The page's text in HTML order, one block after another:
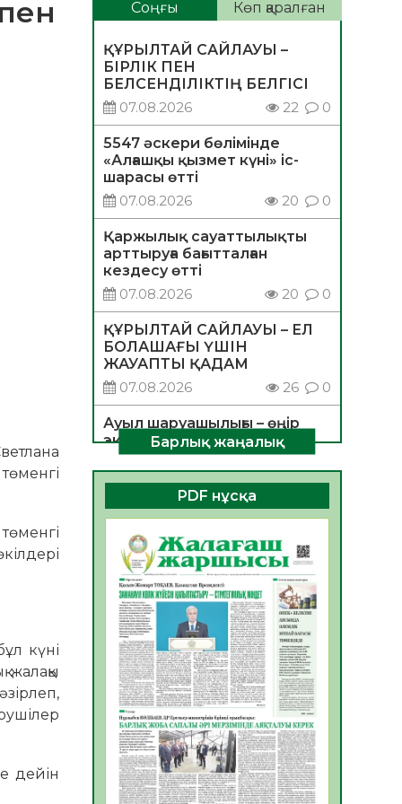
күні
жалақы
дейін
Соңғы Көп қаралған
ҚҰРЫЛТАЙ САЙЛАУЫ –
БІРЛІК ПЕН
БЕЛСЕНДІЛІКТІҢ БЕЛГІСІ
07.08.2026
22 0
5547 әскери бөлімінде
«Алғашқы қызмет күні» іс-
шарасы өтті
07.08.2026
20 0
Қаржылық сауаттылықты
арттыруға бағытталған
кездесу өтті
07.08.2026
20 0
ҚҰРЫЛТАЙ САЙЛАУЫ – ЕЛ
БОЛАШАҒЫ ҮШІН
ЖАУАПТЫ ҚАДАМ
07.08.2026
26 0
Ауыл шаруашылығы – өңір
экономикасының негізгі
тірегі
06.08.2026
35 0
ҚОҒАМДЫҚ БЕЛСЕНДІЛІК –
ЕЛ ДАМУЫНЫҢ НЕГІЗІ
06.08.2026
32
ҚҰРЫЛТАЙ САЙЛАУЫ –
БОЛАШАҚҚА БАСТАР
ЖАУАПТЫ ТАҢДАУ
06.08.2026
35
Инфекциялық ауруларға
қарсы иммундау
жұмыстарының тиімділігі
06.08.2026
35
Көкжөтел ауруы туралы
Барлық жаңалық
PDF нұсқа